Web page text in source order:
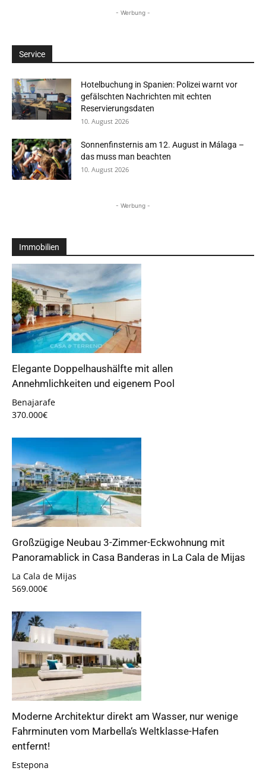
- Werbung -
Service
Hotelbuchung in Spanien: Polizei warnt vor
gefälschten Nachrichten mit echten
Reservierungsdaten
10. August 2026
Sonnenfinsternis am 12. August in Málaga –
das muss man beachten
10. August 2026
- Werbung -
Immobilien
Elegante Doppelhaushälfte mit allen
Annehmlichkeiten und eigenem Pool
Benajarafe
370.000€
Großzügige Neubau 3-Zimmer-Eckwohnung mit
Panoramablick in Casa Banderas in La Cala de Mijas
La Cala de Mijas
569.000€
Moderne Architektur direkt am Wasser, nur wenige
Fahrminuten vom Marbella‘s Weltklasse-Hafen
entfernt!
Estepona